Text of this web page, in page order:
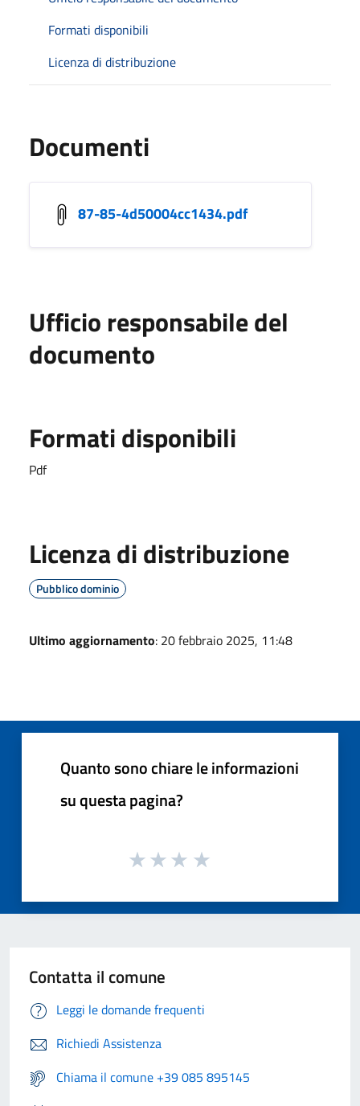
Formati disponibili
Licenza di distribuzione
Documenti
87-85-4d50004cc1434.pdf
Ufficio responsabile del
documento
Formati disponibili
Pdf
Licenza di distribuzione
Pubblico dominio
Ultimo aggiornamento: 20 febbraio 2025, 11:48
Quanto sono chiare le informazioni
su questa pagina?
Contatta il comune
Leggi le domande frequenti
Richiedi Assistenza
Chiama il comune +39 085 895145